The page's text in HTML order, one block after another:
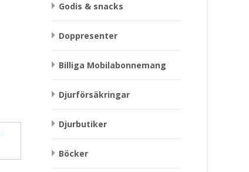
Godis & snacks
Doppresenter
Billiga Mobilabonnemang
Djurförsäkringar
Djurbutiker
Böcker